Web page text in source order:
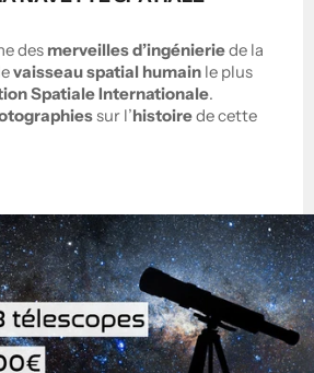
des merveilles d’ingénieriede la
vaisseau spatial humain le plus
Spatiale Internationale.
sur l’histoirede cette